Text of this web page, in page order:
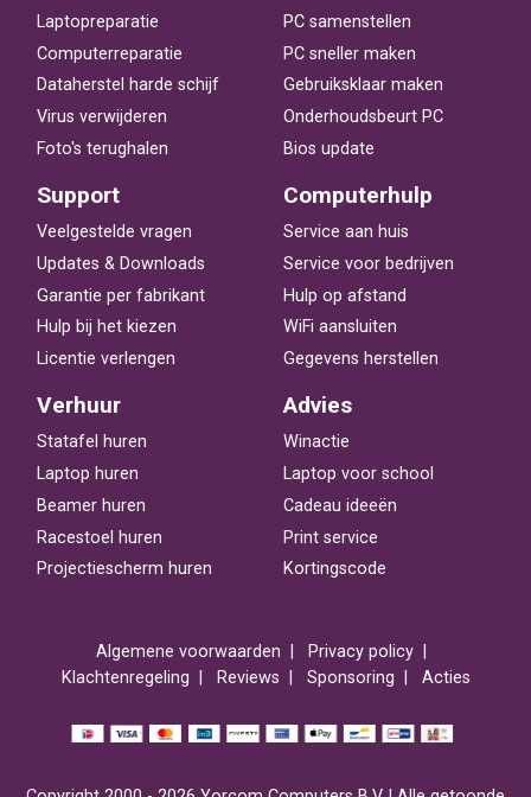
Laptopreparatie
Computerreparatie
Dataherstel harde schijf
Virus verwijderen
Foto's terughalen
PC samenstellen
PC sneller maken
Gebruiksklaar maken
Onderhoudsbeurt PC
Bios update
Support
Veelgestelde vragen
Updates & Downloads
Garantie per fabrikant
Hulp bij het kiezen
Licentie verlengen
Computerhulp
Service aan huis
Service voor bedrijven
Hulp op afstand
WiFi aansluiten
Gegevens herstellen
Verhuur
Statafel huren
Laptop huren
Beamer huren
Racestoel huren
Projectiescherm huren
Advies
Winactie
Laptop voor school
Cadeau ideeën
Print service
Kortingscode
Algemene voorwaarden
Privacy policy
Klachtenregeling
Reviews Sponsoring Acties